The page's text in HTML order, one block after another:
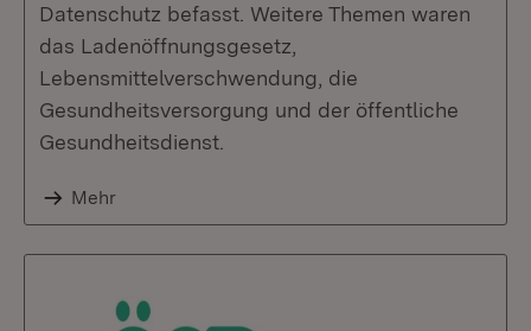
Datenschutz befasst. Weitere Themen waren
das Ladenöffnungsgesetz,
Lebensmittelverschwendung, die
Gesundheitsversorgung und der öffentliche
Gesundheitsdienst.
Mehr